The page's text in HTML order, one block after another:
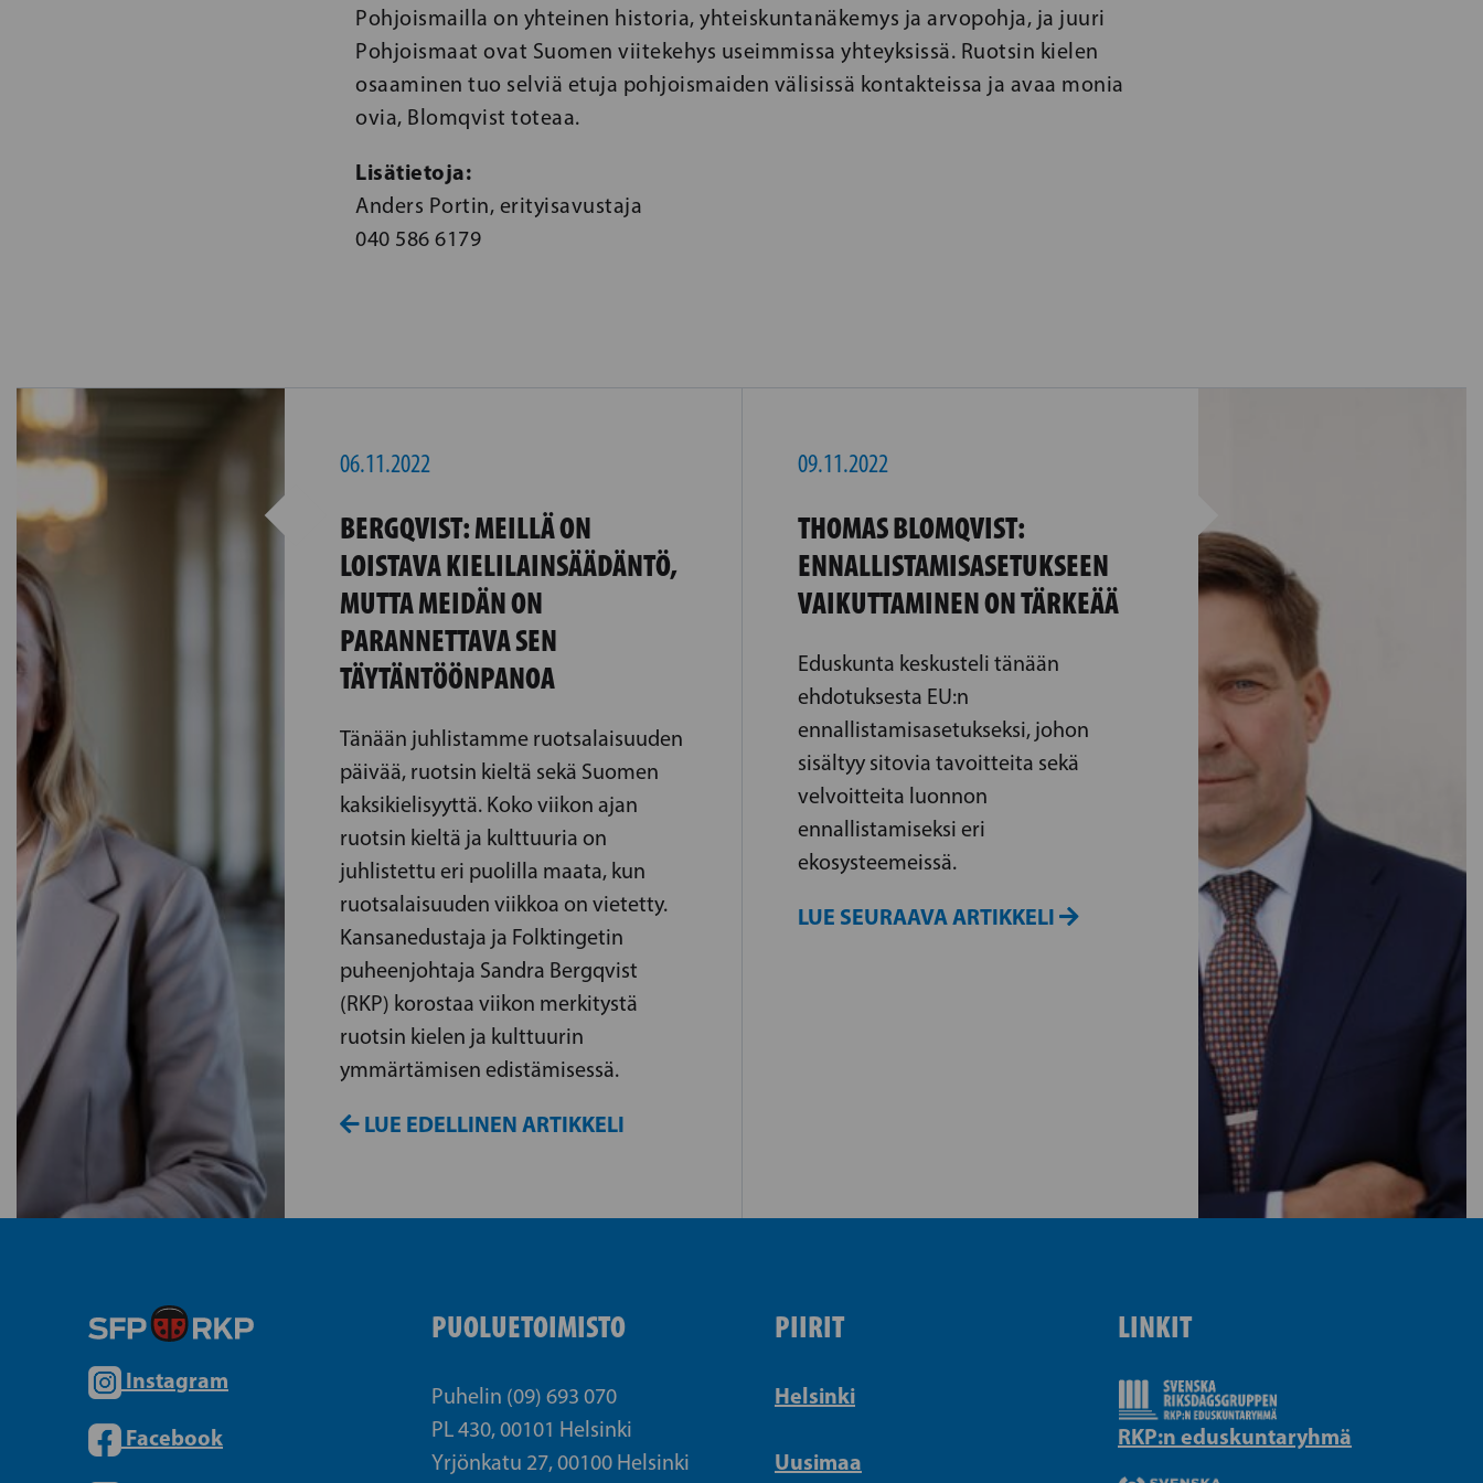
Pohjoismailla on yhteinen historia, yhteiskuntanäkemys ja arvopohja, ja juuri
Pohjoismaat ovat Suomen viitekehys useimmissa yhteyksissä. Ruotsin kielen
osaaminen tuo selviä etuja pohjoismaiden välisissä kontakteissa ja avaa monia
ovia, Blomqvist toteaa.
Lisätietoja:
Anders Portin, erityisavustaja
040 586 6179
06.11.2022
BERGQVIST: MEILLÄ ON
LOISTAVA KIELILAINSÄÄDÄNTÖ,
MUTTA MEIDÄN ON
PARANNETTAVA SEN
TÄYTÄNTÖÖNPANOA
Tänään juhlistamme ruotsalaisuuden
päivää, ruotsin kieltä sekä Suomen
kaksikielisyyttä. Koko viikon ajan
ruotsin kieltä ja kulttuuria on
juhlistettu eri puolilla maata, kun
ruotsalaisuuden viikkoa on vietetty.
Kansanedustaja ja Folktingetin
puheenjohtaja Sandra Bergqvist
(RKP) korostaa viikon merkitystä
ruotsin kielen ja kulttuurin
ymmärtämisen edistämisessä.
LUE EDELLINEN ARTIKKELI
09.11.2022
THOMAS BLOMQVIST:
ENNALLISTAMISASETUKSEEN
VAIKUTTAMINEN ON TÄRKEÄÄ
Eduskunta keskusteli tänään
ehdotuksesta EU:n
ennallistamisasetukseksi, johon
sisältyy sitovia tavoitteita sekä
velvoitteita luonnon
ennallistamiseksi eri
ekosysteemeissä.
LUE SEURAAVA ARTIKKELI
Instagram
Facebook
PUOLUETOIMISTO
Puhelin (09) 693 070
PL 430, 00101 Helsinki
Yrjönkatu 27, 00100 Helsinki
PIIRIT
Helsinki
Uusimaa
LINKIT
RKP:n eduskuntaryhmä